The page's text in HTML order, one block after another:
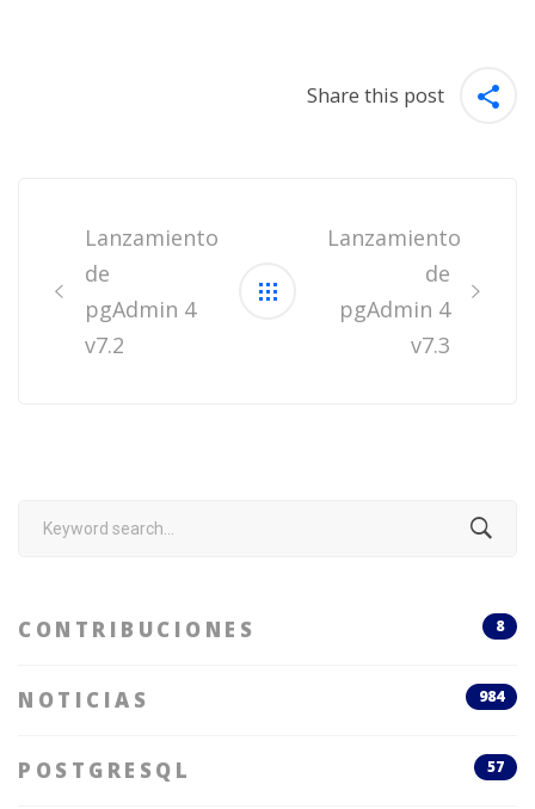
Share this post
navigation
Lanzamiento
de
pgAdmin 4
v7.2
Lanzamiento
de
pgAdmin 4
v7.3
Search
CONTRIBUCIONES 8
NOTICIAS 984
POSTGRESQL 57